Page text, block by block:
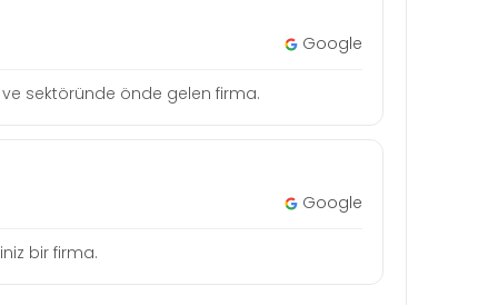
Google
ve sektöründe önde gelen firma.
Google
bir firma.